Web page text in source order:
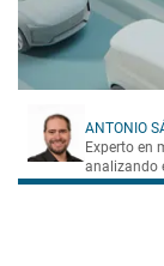
ANTONIO
Experto en
analizando